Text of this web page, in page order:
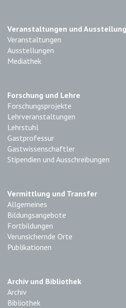
Veranstaltungen und
Veranstaltungen
Ausstellungen
Mediathek
Forschung und Lehre
Forschungsprojekte
Lehrveranstaltungen
Lehrstuhl
Gastprofessur
Gastwissenschaftler
Stipendien und Ausschreibungen
Vermittlung und Transfer
Allgemeines
Bildungsangebote
Fortbildungen
Verunsichernde Orte
Publikationen
Archiv und Bibliothek
Archiv
Bibliothek